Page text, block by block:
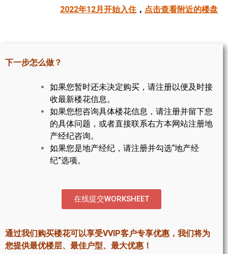
楼花地图
楼花转让专区
多伦多市中心楼花项目
怡陶碧谷社区介绍
密西沙加社区介绍
2022年12月开始入住 ， 点击查看附近的楼盘
下一步怎么做？
如果您暂时还未决定购买，请注册以便及时接
收最新楼花信息。
如果您想咨询具体楼花信息，请注册并留下您
的具体问题，或者直接联系右方本网站注册地
产经纪咨询。
如果您是地产经纪，请注册并勾选“地产经
纪”选项。
在线提交WORKSHEET
通过我们购买楼花可以享受VVIP客户专享优惠，我们将为
您提供最优楼层、最佳户型、最大优惠！